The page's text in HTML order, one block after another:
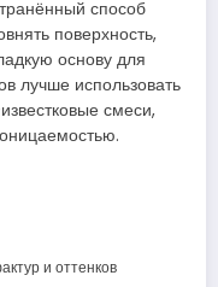
способ
поверхность,
основу для
лучше использовать
смеси,
и оттенков